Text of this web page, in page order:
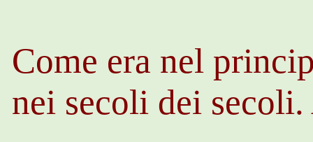
Come era nel
nei secoli dei